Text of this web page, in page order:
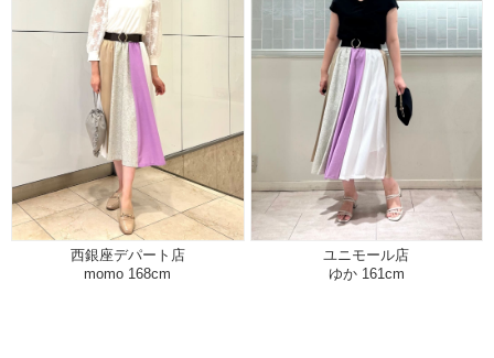
西銀座デパート店
momo 168cm
ユニモール店
ゆか 161cm